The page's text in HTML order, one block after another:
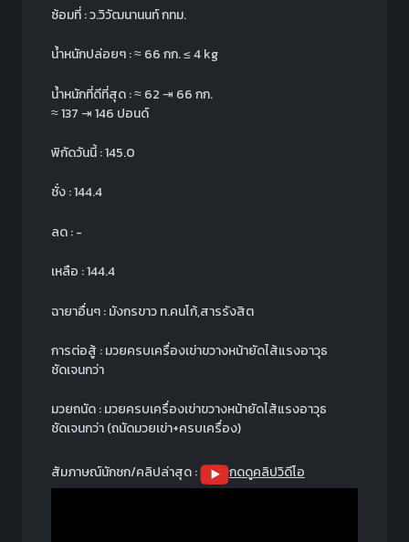
ซ้อมที่ : ว.วิวัฒนานนท์ กทม.
น้ำหนักปล่อยๆ :≈66 กก.≤ 4 kg
น้ำหนักที่ดีที่สุด :≈62 ⇥ 66 กก.
≈137 ⇥ 146 ปอนด์
พิกัดวันนี้ : 145.0
ชั่ง : 144.4
ลด : -
เหลือ : 144.4
ฉายาอื่นๆ : มังกรขาว ท.คนโก้,สารรังสิต
การต่อสู้ : มวยครบเครื่องเข่าขวางหน้ายัดไส้แรงอาวุธ
ชัดเจนกว่า
มวยถนัด : มวยครบเครื่องเข่าขวางหน้ายัดไส้แรงอาวุธ
ชัดเจนกว่า (ถนัดมวยเข่า+ครบเครื่อง)
สัมภาษณ์นักชก/คลิปล่าสุด : กดดูคลิปวิดีโอ